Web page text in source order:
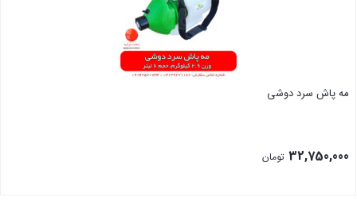
مه پاش سرد دوشی
32,750,000 تومان